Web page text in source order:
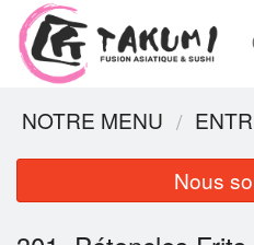
NOTRE MENU
Nous